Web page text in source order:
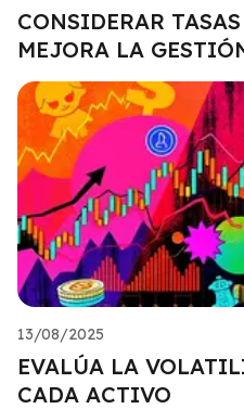
CONSIDERAR
MEJORA LA
13/08/2025
EVALÚA LA
CADA ACTIVO